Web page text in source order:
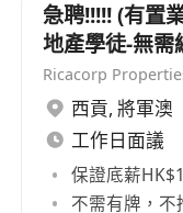
急聘!!!!! (有置
地產學徒-無需
Ricacorp
西貢, 將軍澳
工作日面議
保證底薪
不需有牌，不